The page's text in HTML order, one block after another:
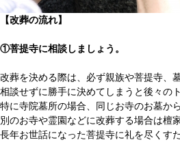
【改葬の流れ】
①菩提寺に相談しましょう。
改葬を決める際は、必ず親族や菩提寺、
相談せずに勝手に決めてしまうと後々の
特に寺院墓所の場合、同じお寺のお墓か
別のお寺や霊園などに改葬する場合は檀
長年お世話になった菩提寺に礼を尽くす